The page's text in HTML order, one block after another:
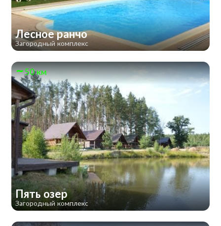
Лесное ранчо
Загородный комплекс
50 км
Пять озер
Загородный комплекс